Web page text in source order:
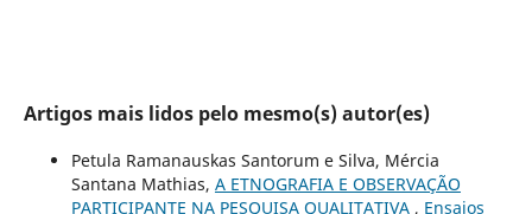
Artigos mais lidos pelo mesmo(s) autor(es)
Petula Ramanauskas Santorum e Silva, Mércia
Santana Mathias, A ETNOGRAFIA E OBSERVAÇÃO
PARTICIPANTE NA PESQUISA QUALITATIVA , Ensaios